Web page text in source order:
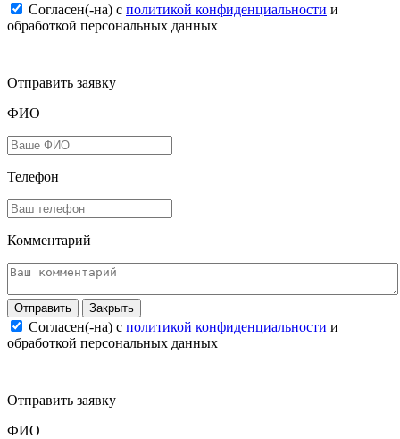
Согласен(-на) c политикой конфиденциальности и
обработкой персональных данных
Отправить заявку
ФИО
Телефон
Комментарий
Закрыть
Согласен(-на) c политикой конфиденциальности и
обработкой персональных данных
Отправить заявку
ФИО